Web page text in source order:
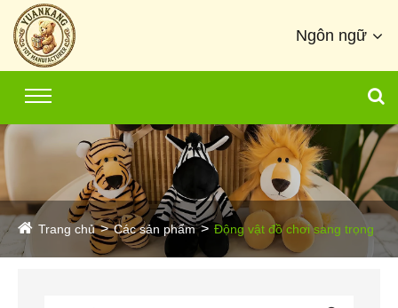
Ngôn ngữ
Trang chủ Các sản phẩm Động vật đồ chơi sang trọng